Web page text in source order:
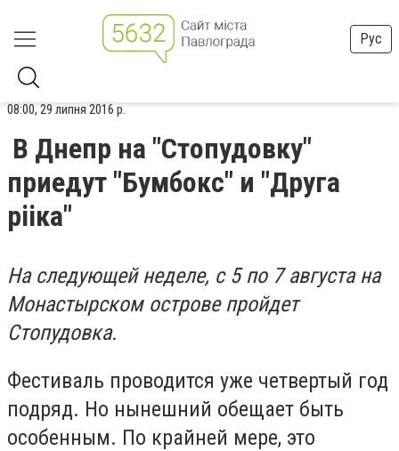
Рус
08:00, 29 липня 2016 р.
В Днепр на "Стопудовку"
приедут "Бумбокс" и "Друга
рііка"
На следующей неделе, с 5 по 7 августа на
Монастырском острове пройдет
Стопудовка.
Фестиваль проводится уже четвертый год
подряд. Но нынешний обещает быть
особенным. По крайней мере, это